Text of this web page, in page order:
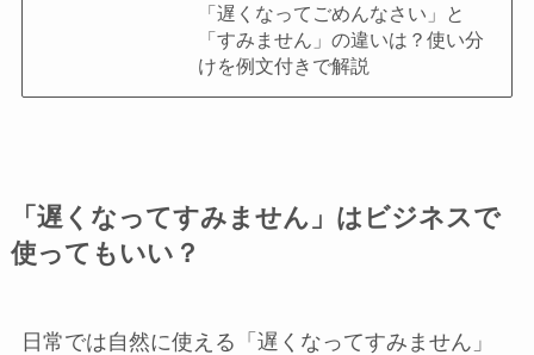
「遅くなってごめんなさい」と
「すみません」の違いは？使い分
けを例文付きで解説
「遅くなってすみません」はビジネスで
使ってもいい？
日常では自然に使える「遅くなってすみません」